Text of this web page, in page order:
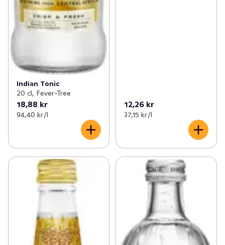
Indian Tonic
20 cl, Fever-Tree
18,88 kr
94,40 kr /l
12,26 kr
37,15 kr /l